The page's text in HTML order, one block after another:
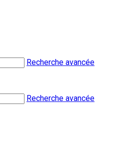
Recherche avancée
Recherche avancée